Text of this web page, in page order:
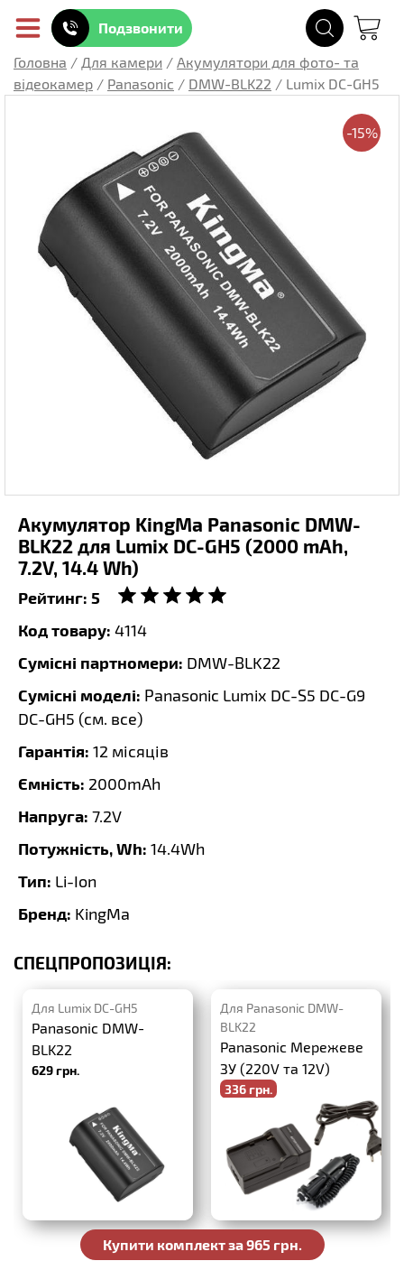
Подзвонити
Головна / Для камери / Акумулятори для фото- та
відеокамер / Panasonic / DMW-BLK22 / Lumix DC-GH5
-15%
Акумулятор KingMa Panasonic DMW-
BLK22 для Lumix DC-GH5 (2000 mAh,
7.2V, 14.4 Wh)
Рейтинг: 5
Код товару: 4114
Сумісні партномери: DMW-BLK22
Сумісні моделі: Panasonic Lumix DC-S5 DC-G9
DC-GH5 (см. все)
Гарантія: 12 місяців
Ємність: 2000mAh
Напруга: 7.2V
Потужність, Wh: 14.4Wh
Тип: Li-Ion
Бренд: KingMa
СПЕЦПРОПОЗИЦІЯ:
Для Lumix DC-GH5
Panasonic DMW-
BLK22
629 грн.
Для Panasonic DMW-
BLK22
Panasonic Мережеве
ЗУ (220V та 12V)
336 грн.
420 грн.
Купити комплект за 965 грн.